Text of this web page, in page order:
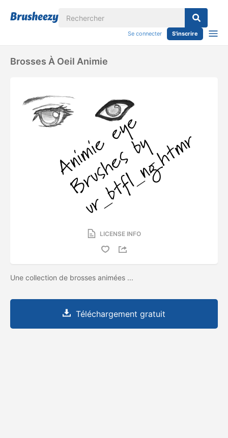
Se connecter S'inscrire
Brosses À Oeil Animie
LICENSE INFO
Une collection de brosses animées ...
Téléchargement gratuit